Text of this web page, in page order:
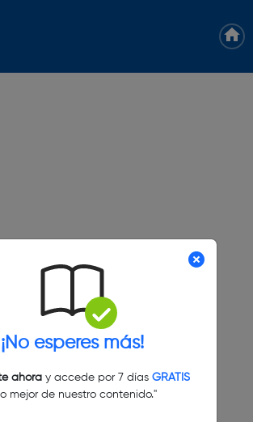
¡No esperes más!
ahoray accede por 7 días GRATIS
mejor de nuestro contenido."